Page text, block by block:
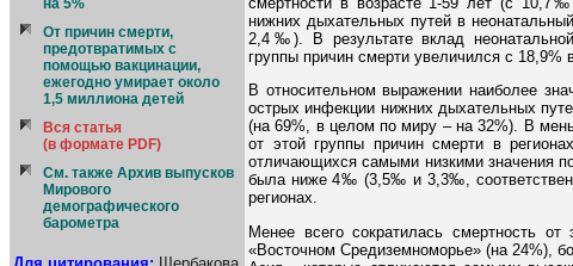
на 5%
От причин смерти,
предотвратимых с
помощью вакцинации,
ежегодно умирает около
1,5 миллиона детей
Вся статья
(в формате PDF)
См. также Архив выпусков
Мирового
демографического
барометра
нижних дыхательных путей в
2,4‰). В результате вклад
группы причин смерти увеличился с 18,9%
В относительном выражении наиболее
острых инфекции нижних дыхательных
(на 69%, в целом по миру – на 32%). В
от этой группы причин смерти в
отличающихся самыми низкими значения
была ниже 4‰ (3,5‰ и 3,3‰,
регионах.
Менее всего сократилась смертность
«Восточном Средиземноморье» (на 24%),